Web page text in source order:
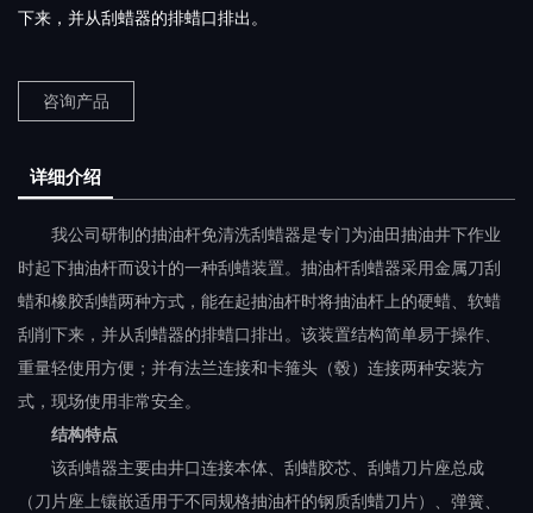
下来，并从刮蜡器的排蜡口排出。
咨询产品
详细介绍
我公司研制的抽油杆免清洗刮蜡器是专门为油田抽油井下作业
时起下抽油杆而设计的一种刮蜡装置。抽油杆刮蜡器采用金属刀刮
蜡和橡胶刮蜡两种方式，能在起抽油杆时将抽油杆上的硬蜡、软蜡
刮削下来，并从刮蜡器的排蜡口排出。该装置结构简单易于操作、
重量轻使用方便；并有法兰连接和卡箍头（毂）连接两种安装方
式，现场使用非常安全。
结构特点
该刮蜡器主要由井口连接本体、刮蜡胶芯、刮蜡刀片座总成
（刀片座上镶嵌适用于不同规格抽油杆的钢质刮蜡刀片）、弹簧、